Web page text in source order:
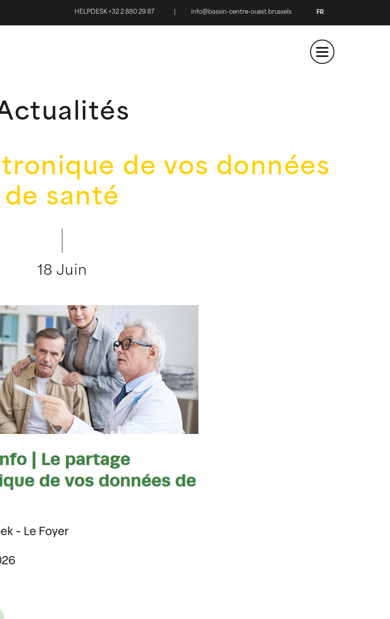
HELPDESK +32 2 880 29 87 info@bassin-centre-ouest.brussels FR
de vos données
de santé
18 Juin